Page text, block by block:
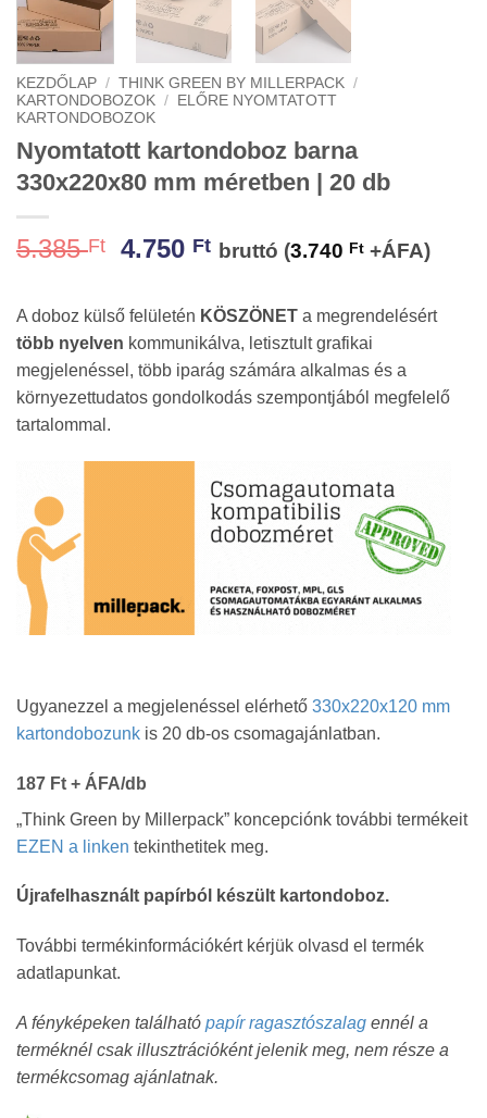
KEZDŐLAP / THINK GREEN BY MILLERPACK /
KARTONDOBOZOK /
ELŐRE NYOMTATOTT
KARTONDOBOZOK
Nyomtatott kartondoboz barna
330x220x80 mm méretben | 20 db
5.385Ft
Original
5.385 Ft.
4.750 FtCurrent
is:
4.750 Ft.
bruttó (3.740 Ft +ÁFA)
A doboz külső felületén KÖSZÖNET a megrendelésért
több nyelven kommunikálva, letisztult grafikai
megjelenéssel, több iparág számára alkalmas és a
környezettudatos gondolkodás szempontjából megfelelő
tartalommal.
Ugyanezzel a megjelenéssel elérhető 330x220x120 mm
kartondobozunk is 20 db-os csomagajánlatban.
187 Ft + ÁFA/db
„Think Green by Millerpack” koncepciónk további termékeit
EZEN a linken tekinthetitek meg.
Újrafelhasznált papírból készült kartondoboz.
További termékinformációkért kérjük olvasd el termék
adatlapunkat.
A fényképeken található papír ragasztószalag ennél a
terméknél csak illusztrációként jelenik meg, nem része a
termékcsomag ajánlatnak.